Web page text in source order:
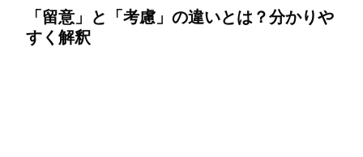
「留意」と「考慮」の違いとは？分かりや
すく解釈